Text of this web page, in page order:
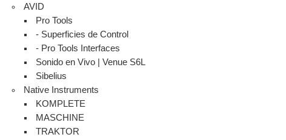
AVID
Pro Tools
- Superficies de Control
- Pro Tools Interfaces
Sonido en Vivo | Venue S6L
Sibelius
Native Instruments
KOMPLETE
MASCHINE
TRAKTOR